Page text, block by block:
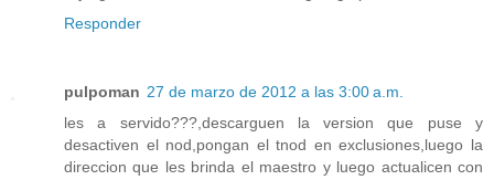
Responder
pulpoman 27 de marzo de 2012 a las 3:00 a.m.
les a servido???,descarguen la version que puse y
desactiven el nod,pongan el tnod en exclusiones,luego la
direccion que les brinda el maestro y luego actualicen con